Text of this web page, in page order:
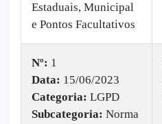
Estaduais, Municipal
e Pontos Facultativos
Nº: 1
Data: 15/06/2023
Categoria: LGPD
Subcategoria: Norma